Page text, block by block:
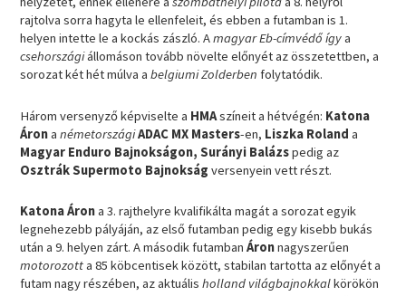
rajtolva sorra hagyta le ellenfeleit, és ebben a futamban is 1.
helyen intette le a kockás zászló. Amagyar Eb-címvédő ígya
csehországiállomáson tovább növelte előnyét az összetettben, a
sorozat két hét múlva abelgiumi Zolderbenfolytatódik.
Három versenyző képviselte a HMAszíneit a hétvégén: Katona
ÁronanémetországiADAC MX Masters-en, Liszka Rolanda
Magyar Enduro Bajnokságon, Surányi Balázspedig az
Osztrák Supermoto Bajnokságversenyein vett részt.
Katona Árona 3. rajthelyre kvalifikálta magát a sorozat egyik
legnehezebb pályáján, az első futamban pedig egy kisebb bukás
után a 9. helyen zárt. A második futambanÁronnagyszerűen
motorozotta 85 köbcentisek között, stabilan tartotta az előnyét a
futam nagy részében, az aktuálisholland világbajnokkalkörökön